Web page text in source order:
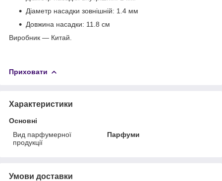
Діаметр насадки зовнішній: 1.4 мм
Довжина насадки: 11.8 см
Виробник — Китай.
Приховати
Характеристики
Основні
Вид парфумерної
продукції
Парфуми
Умови доставки